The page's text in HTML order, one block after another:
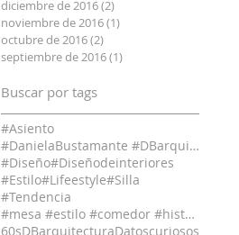
diciembre de 2016(2)
noviembre de 2016(1)
octubre de 2016(2)
septiembre de 2016(1)
Buscar por tags
#Asiento
#DanielaBustamante #DBarquitectura #
#Diseño#Diseñodeinteriores
#Estilo#Lifeestyle#Silla
#Tendencia
#mesa #estilo #comedor #historia #diseño #decor
60sDBarquitecturaDatoscuriosos